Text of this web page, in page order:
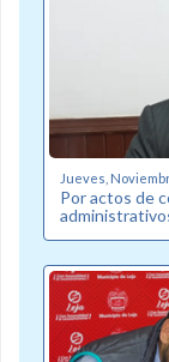
Jueves,
Por actos de